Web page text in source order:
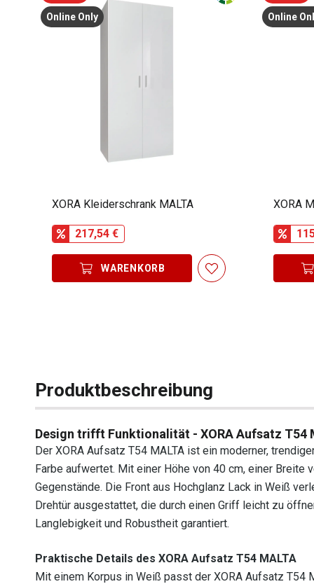
Online Only
XORA Kleiderschrank MALTA
217,54 €
WARENKORB
Online
XORA
Produktbeschreibung
Design trifft Funktionalität - XORA Aufsatz T54
Der XORA Aufsatz T54 MALTA ist ein moderner,
Farbe aufwertet. Mit einer Höhe von 40 cm, einer
Gegenstände. Die Front aus Hochglanz Lack in Weiß
Drehtür ausgestattet, die durch einen Griff leicht zu
Langlebigkeit und Robustheit garantiert.
Praktische Details des XORA Aufsatz T54 MALTA
Mit einem Korpus in Weiß passt der XORA Aufsatz T54